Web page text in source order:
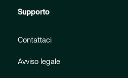
Supporto
Contattaci
Avviso legale